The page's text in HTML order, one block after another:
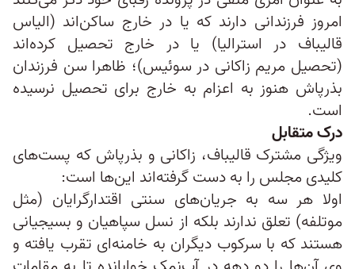
امروز فرزندانی دارند که یا در خارج ساکن‌اند (الیاس
قالیباف در استرالیا) یا در خارج تحصیل کرده‌اند
(تحصیل مریم زاکانی در سوئیس)؛ ظاهرا سن فرزندان
بذرپاش هنوز به اعزام به خارج برای تحصیل نرسیده
است.
درک متقابل
ویژگی مشترک قالیباف، زاکانی و بذرپاش که پست‌های
کلیدی مجلس را به دست گرفته‌اند این‌ها است:
اولا هر سه به جریان‌های سنتی اقتدارگرایان (مثل
موتلفه) تعلق ندارند بلکه از نسل سپاهیان و بسیجیانی
هستند که با سرکوب دیگران به خامنه‌ای تقرب یافته و